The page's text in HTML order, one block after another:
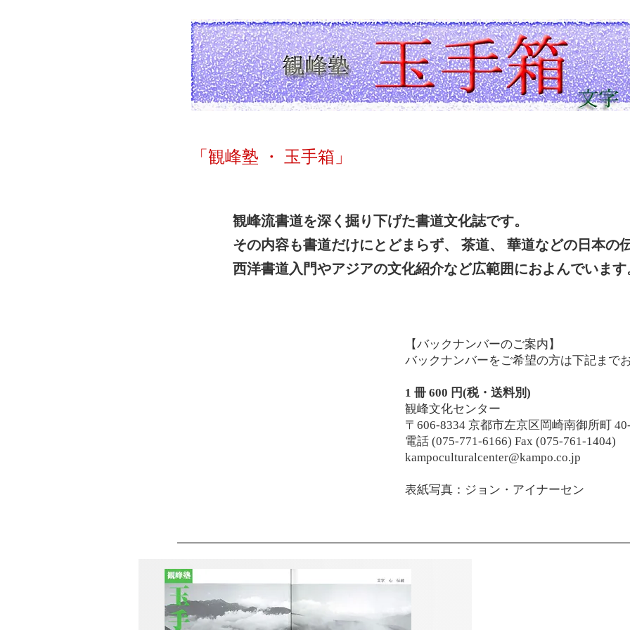
「観峰塾 ・ 玉手箱」
観峰流書道を深く掘り下げた書道文化誌です。
その内容も書道だけにとどまらず、 茶道、 華道などの日本の
西洋書道入門やアジアの文化紹介など広範囲におよんでいます
【バックナンバーのご案内】
バックナンバーをご希望の方は下記まで
1 冊 600 円(税・送料別)
観峰文化センター
〒606-8334 京都市左京区岡崎南御所町
電話 (075-771-6166) Fax (075-761-1404)
kampoculturalcenter@kampo.co.jp
表紙写真：ジョン・アイナーセン